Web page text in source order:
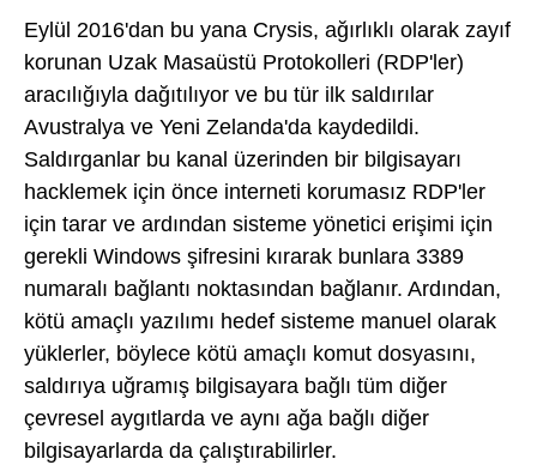
Eylül 2016'dan bu yana Crysis, ağırlıklı olarak zayıf
korunan Uzak Masaüstü Protokolleri (RDP'ler)
aracılığıyla dağıtılıyor ve bu tür ilk saldırılar
Avustralya ve Yeni Zelanda'da kaydedildi.
Saldırganlar bu kanal üzerinden bir bilgisayarı
hacklemek için önce interneti korumasız RDP'ler
için tarar ve ardından sisteme yönetici erişimi için
gerekli Windows şifresini kırarak bunlara 3389
numaralı bağlantı noktasından bağlanır. Ardından,
kötü amaçlı yazılımı hedef sisteme manuel olarak
yüklerler, böylece kötü amaçlı komut dosyasını,
saldırıya uğramış bilgisayara bağlı tüm diğer
çevresel aygıtlarda ve aynı ağa bağlı diğer
bilgisayarlarda da çalıştırabilirler.